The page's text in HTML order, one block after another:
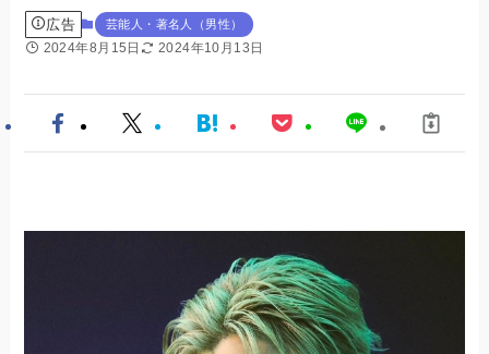
広告 芸能人・著名人（男性）
2024年8月15日 2024年10月13日